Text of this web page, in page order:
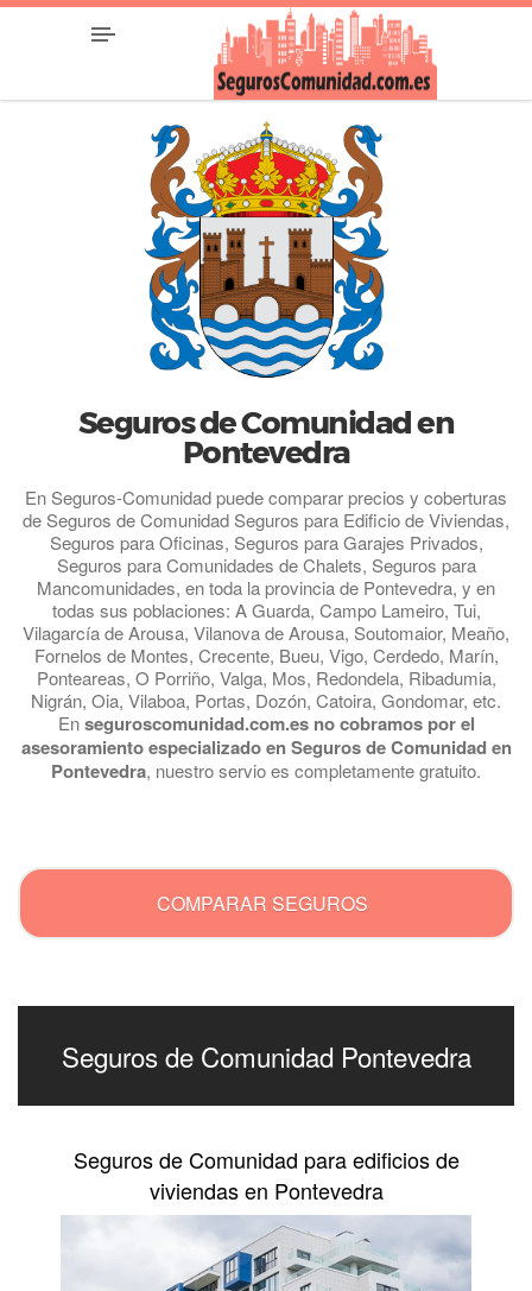
Seguros de Comunidad en
Pontevedra
En Seguros-Comunidad puede comparar precios y coberturas
de Seguros de Comunidad Seguros para Edificio de Viviendas,
Seguros para Oficinas, Seguros para Garajes Privados,
Seguros para Comunidades de Chalets, Seguros para
Mancomunidades, en toda la provincia de Pontevedra, y en
todas sus poblaciones: A Guarda, Campo Lameiro, Tui,
Vilagarcía de Arousa, Vilanova de Arousa, Soutomaior, Meaño,
Fornelos de Montes, Crecente, Bueu, Vigo, Cerdedo, Marín,
Ponteareas, O Porriño, Valga, Mos, Redondela, Ribadumia,
Nigrán, Oia, Vilaboa, Portas, Dozón, Catoira, Gondomar, etc.
Enseguroscomunidad.com.es no cobramos por el
asesoramiento especializado en Seguros de Comunidad en
Pontevedra, nuestro servio es completamente gratuito.
COMPARAR SEGUROS
Seguros de Comunidad Pontevedra
Seguros de Comunidad para edificios de
viviendas en Pontevedra